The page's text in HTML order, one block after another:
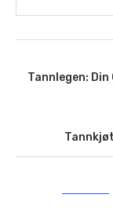
Tannlegen: